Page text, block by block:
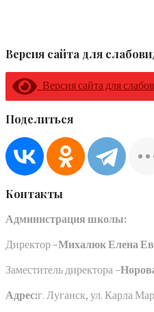
Версия сайта для
Версия сайта для
Поделиться
Контакты
Администрация школы:
Директор –Михалюк Елена
Заместитель директора –
Адрес:г. Луганск, ул. Карла